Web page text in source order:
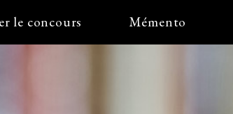
le concours Mémento